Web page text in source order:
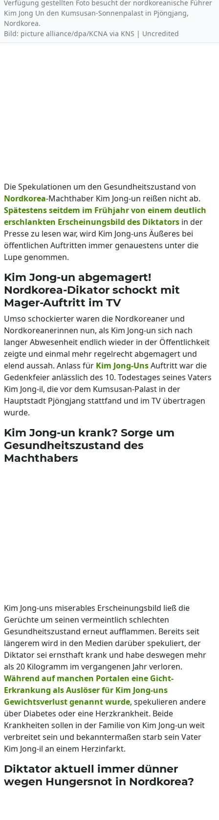
Verfügung gestellten Foto besucht der nordkoreanische Führer
Kim Jong Un den Kumsusan-Sonnenpalast in Pjöngjang,
Nordkorea.
Bild: picture alliance/dpa/KCNA via KNS | Uncredited
Die Spekulationen um den Gesundheitszustand von
Nordkorea-Machthaber Kim Jong-un reißen nicht ab.
Spätestens seitdem im Frühjahr von einem deutlich
erschlankten Erscheinungsbild des Diktators in der
Presse zu lesen war, wird Kim Jong-uns Äußeres bei
öffentlichen Auftritten immer genauestens unter die
Lupe genommen.
Kim Jong-un abgemagert!
Nordkorea-Dikator schockt mit
Mager-Auftritt im TV
Umso schockierter waren die Nordkoreaner und
Nordkoreanerinnen nun, als Kim Jong-un sich nach
langer Abwesenheit endlich wieder in der Öffentlichkeit
zeigte und einmal mehr regelrecht abgemagert und
elend aussah. Anlass für Kim Jong-UnsAuftritt war die
Gedenkfeier anlässlich des 10. Todestages seines Vaters
Kim Jong-il, die vor dem Kumsusan-Palast in der
Hauptstadt Pjöngjang stattfand und im TV übertragen
wurde.
Kim Jong-un krank? Sorge um
Gesundheitszustand des
Machthabers
Kim Jong-uns miserables Erscheinungsbild ließ die
Gerüchte um seinen vermeintlich schlechten
Gesundheitszustand erneut aufflammen. Bereits seit
längerem wird in den Medien darüber spekuliert, der
Diktator sei ernsthaft krank und habe deswegen mehr
als 20 Kilogramm im vergangenen Jahr verloren.
Während auf manchen Portalen eine Gicht-
Erkrankung als Auslöser für Kim Jong-uns
Gewichtsverlust genannt wurde, spekulieren andere
über Diabetes oder eine Herzkrankheit. Beide
Krankheiten sollen in der Familie von Kim Jong-un weit
verbreitet sein und bekanntermaßen starb sein Vater
Kim Jong-il an einem Herzinfarkt.
Diktator aktuell immer dünner
wegen Hungersnot in Nordkorea?